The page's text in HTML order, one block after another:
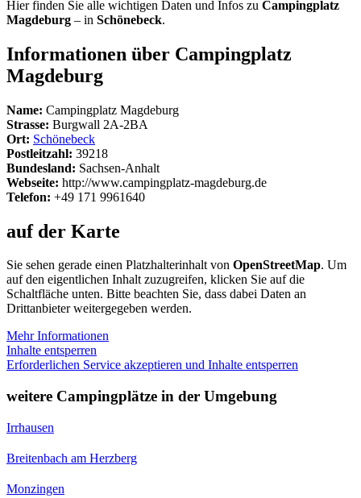
Hier finden Sie alle wichtigen Daten und Infos zu Campingplatz
Magdeburg – in Schönebeck.
Informationen über Campingplatz
Magdeburg
Name: Campingplatz Magdeburg
Strasse: Burgwall 2A-2BA
Ort: Schönebeck
Postleitzahl: 39218
Bundesland: Sachsen-Anhalt
Webseite: http://www.campingplatz-magdeburg.de
Telefon: +49 171 9961640
auf der Karte
Sie sehen gerade einen Platzhalterinhalt von OpenStreetMap. Um
auf den eigentlichen Inhalt zuzugreifen, klicken Sie auf die
Schaltfläche unten. Bitte beachten Sie, dass dabei Daten an
Drittanbieter weitergegeben werden.
Mehr Informationen
Inhalte entsperren
Erforderlichen Service akzeptieren und Inhalte entsperren
weitere Campingplätze in der Umgebung
Irrhausen
Breitenbach am Herzberg
Monzingen